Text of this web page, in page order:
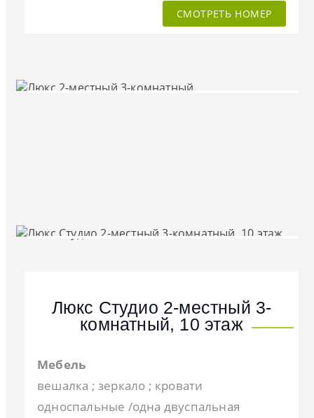
СМОТРЕТЬ НОМЕР
Люкс Студио 2-местный 3-
комнатный, 10 этаж
Мебель
вешалка ; зеркало ; кровати
односпальные /одна двуспальная